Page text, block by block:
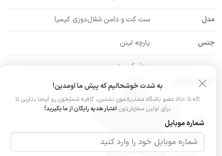
مدل ست کت و دامن شلال‌دوزی کیمیا
جنس پارچه لینن
مدل کیمونو
آستین: ۶۳
کمر کشی (۳۰–۵۰)
سایزبندی فری‌سایز (مناسب ۳۸ تا ۴۶)
به شدت خوشحالیم که پیش ما اومدین!
اگه تا حالا عضو باشگاه مشتریانمون نشدین، کافیه شماره‌تون رو اینجا بذارین تا
برای اولین سفارش‌توناعتبار هدیه رایگان از ما بگیرید!
شماره موبایل